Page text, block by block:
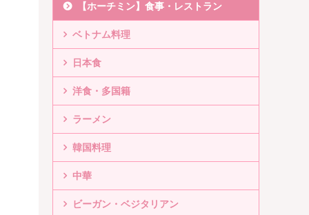
【ホーチミン】食事・レストラン
ベトナム料理
日本食
洋食・多国籍
ラーメン
韓国料理
中華
ビーガン・ベジタリアン